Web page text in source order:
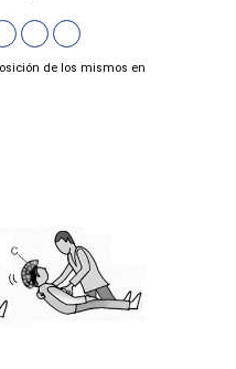
de los mismos en